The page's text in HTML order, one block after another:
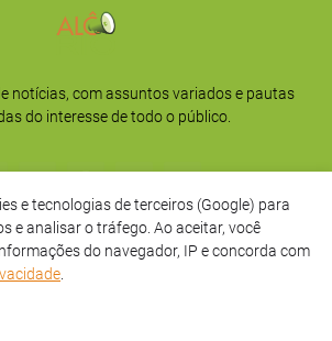
notícias, com assuntos variados e pautas
do interesse de todo o público.
Sobre
e tecnologias de terceiros (Google) para
e analisar o tráfego. Ao aceitar, você
do navegador, IP e concorda com